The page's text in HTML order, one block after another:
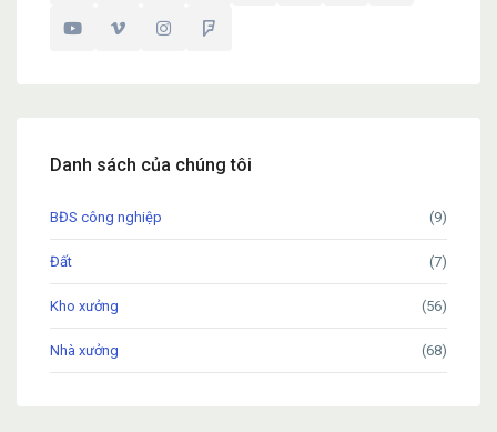
Danh sách của chúng tôi
BĐS công nghiệp (9)
Đất (7)
Kho xưởng (56)
Nhà xưởng (68)